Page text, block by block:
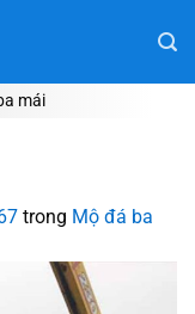
mái
trong Mộ đá ba